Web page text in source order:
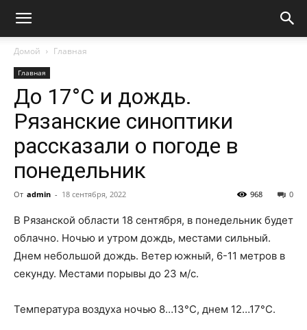
Домой Главная
Главная
До 17°С и дождь.
Рязанские синоптики
рассказали о погоде в
понедельник
От admin - 18 сентября, 2022 0
968
В Рязанской области 18 сентября, в понедельник будет
облачно. Ночью и утром дождь, местами сильный.
Днем небольшой дождь. Ветер южный, 6-11 метров в
секунду. Местами порывы до 23 м/с.
Температура воздуха ночью 8…13°С, днем 12…17°С.